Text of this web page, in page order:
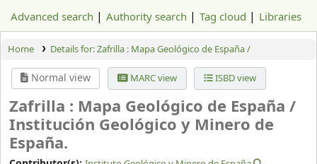
Advanced search Authority search Tag cloud Libraries
Home Details for:Zafrilla : Mapa Geológico de España /
Normal view MARC view ISBD view
Zafrilla : Mapa Geológico de España /
Institución Geológico y Minero de
España.